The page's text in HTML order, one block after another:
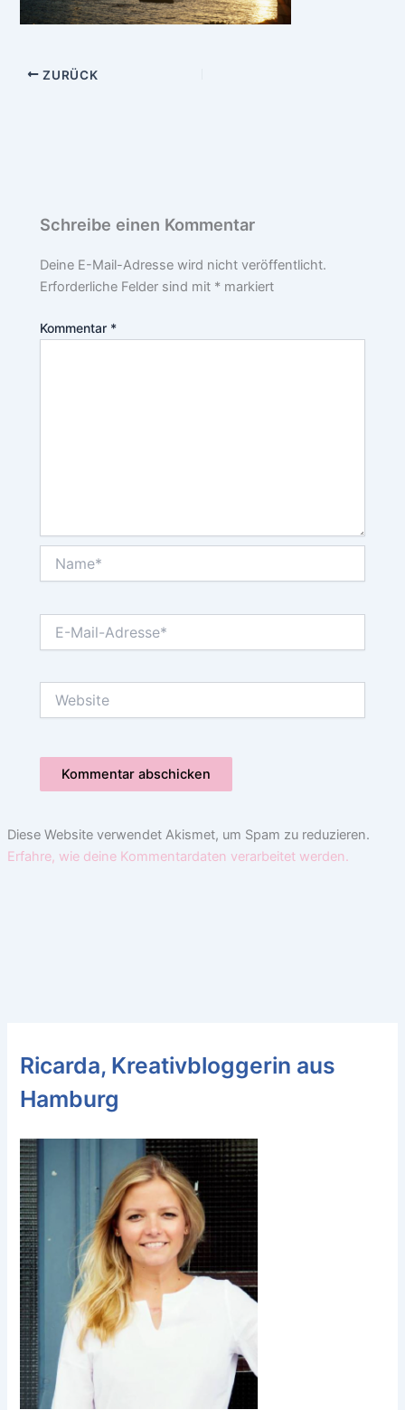
ZURÜCK
Schreibe einen Kommentar
Deine E-Mail-Adresse wird nicht veröffentlicht.
Erforderliche Felder sind mit * markiert
Kommentar *
Mail-
Diese Website verwendet Akismet, um Spam zu reduzieren.
Erfahre, wie deine Kommentardaten verarbeitet werden.
Ricarda, Kreativbloggerin aus
Hamburg